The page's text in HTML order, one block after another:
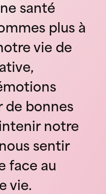
santé
plus à
vie de
de bonnes
notre
sentir
face au
vie.